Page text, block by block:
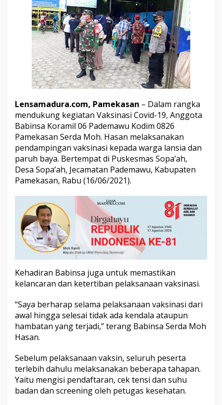
p
a
'
a
h
L
a
k
s
a
n
a
k
a
n
P
e
n
d
a
m
i
g
V
a
k
s
i
n
s
i
Lensamadura.com, Pamekasan – Dalam rangka
mendukung kegiatan Vaksinasi Covid-19, Anggota
Babinsa Koramil 06 Pademawu Kodim 0826
Pamekasan Serda Moh. Hasan melaksanakan
pendampingan vaksinasi kepada warga lansia dan
paruh baya. Bertempat di Puskesmas Sopa’ah,
Desa Sopa’ah, Jecamatan Pademawu, Kabupaten
Pamekasan, Rabu (16/06/2021).
Kehadiran Babinsa juga untuk memastikan
kelancaran dan ketertiban pelaksanaan vaksinasi.
“Saya berharap selama pelaksanaan vaksinasi dari
awal hingga selesai tidak ada kendala ataupun
hambatan yang terjadi,” terang Babinsa Serda Moh
Hasan.
Sebelum pelaksanaan vaksin, seluruh peserta
terlebih dahulu melaksanakan beberapa tahapan.
Yaitu mengisi pendaftaran, cek tensi dan suhu
badan dan screening oleh petugas kesehatan.